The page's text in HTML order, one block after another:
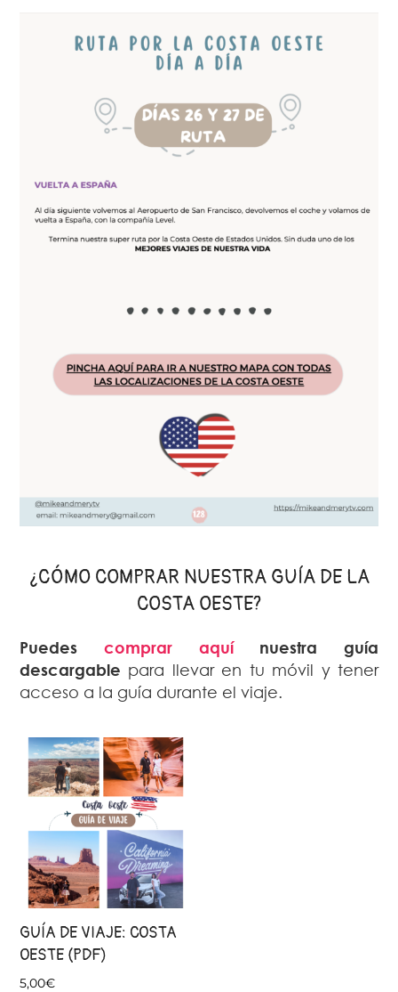
¿CÓMO COMPRAR NUESTRA GUÍA DE LA
COSTA OESTE?
Puedes comprar aquínuestra guía
descargable para llevar en tu móvil y tener
acceso a la guía durante el viaje.
GUÍA DE VIAJE: COSTA
OESTE (PDF)
5,00€